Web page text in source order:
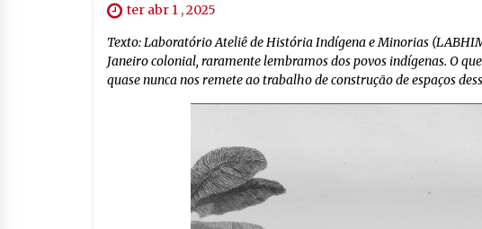
ter abr 1 , 2025
Texto: Laboratório Ateliê de História Indígena e Minorias
Janeiro colonial, raramente lembramos dos povos indígenas. O
quase nunca nos remete ao trabalho de construção de espaços